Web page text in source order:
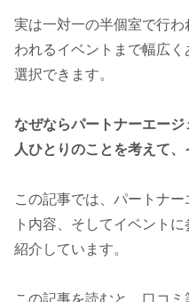
実は一対一の半個室で行
われるイベントまで幅広
選択できます。
なぜならパートナーエー
人ひとりのことを考えて、
この記事では、パートナ
ト内容、そしてイベントに
紹介しています。
この記事を読むと、口コ